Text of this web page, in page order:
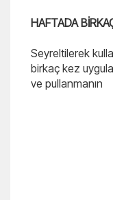
HAFTADA
Seyreltilerek
birkaç kez
ve pullanmanın